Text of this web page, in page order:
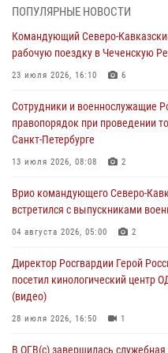
Кузбассе
08 августа 2026, 07:00
настольному теннису ко Дню
08 августа 2026, 07:00
ОМОН «Ойрат» Управления
08 августа 2026, 07:00
В Москве росгвардейцы
08 августа 2026, 06:32 1
ПОПУЛЯРНЫЕ НОВОСТИ
Командующий Северо-
рабочую поездку в Чеченскую
23 июля 2026, 16:10 6
Сотрудники и военнослужащие
правопорядок при проведении
Санкт-Петербурге
13 июля 2026, 08:08 2
Врио командующего Северо-
встретился с выпускниками
04 августа 2026, 05:00 2
Директор Росгвардии Герой
посетил кинологический центр
(видео)
28 июля 2026, 16:50 1
В ОГВ(с) завершилась